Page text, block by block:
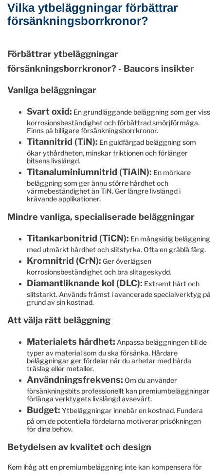
Vilka ytbeläggningar förbättrar
försänkningsborrkronor?
Förbättrar ytbeläggningar
försänkningsborrkronor? - Baucors insikter
Vanliga beläggningar
Svart oxid: En grundläggande beläggning som ger viss
korrosionsbeständighet och förbättrad smörjförmåga.
Finns på billigare försänkningsborrkronor.
Titannitrid (TiN): En guldfärgad beläggning som
ökar ythårdheten, minskar friktionen och förlänger
bitsens livslängd.
Titanaluminiumnitrid (TiAlN): En mörkare
beläggning som ger ännu större hårdhet och
värmebeständighet än TiN. Ger längre livslängd i
krävande applikationer.
Mindre vanliga, specialiserade beläggningar
Titankarbonitrid (TiCN): En mångsidig beläggning
med utmärkt hårdhet och slitstyrka. Ofta en gråblå färg.
Kromnitrid (CrN): Ger överlägsen
korrosionsbeständighet och bra slitageskydd.
Diamantliknande kol (DLC): Extremt hårt och
slitstarkt. Används främst i avancerade specialverktyg på
grund av sin kostnad.
Att välja rätt beläggning
Materialets hårdhet: Anpassa beläggningen till de
typer av material som du ska försänka. Hårdare
beläggningar ger fördelar när du arbetar med hårda
träslag eller metaller.
Användningsfrekvens: Om du använder
försänkningsbits professionellt kan premiumbeläggningar
förlänga verktygets livslängd avsevärt.
Budget: Ytbeläggningar innebär en kostnad. Fundera
på om de potentiella fördelarna motiverar prisökningen
för dina behov.
Betydelsen av kvalitet och design
Kom ihåg att en premiumbeläggning inte kan kompensera för